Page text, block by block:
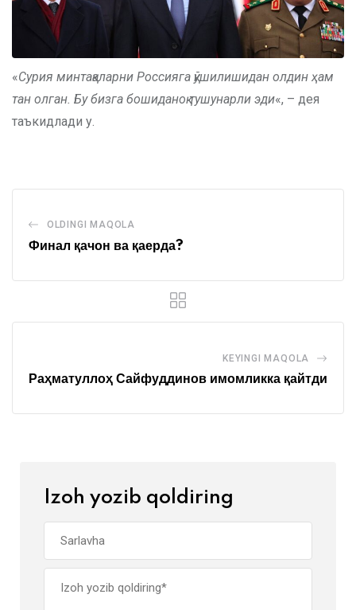
«Сурия минтақаларни Россияга қўшилишидан олдин ҳам
тан олган. Бу бизга бошиданоқ тушунарли эди«, – дея
таъкидлади у.
OLDINGI MAQOLA
Финал қачон ва қаерда?
KEYINGI MAQOLA
Раҳматуллоҳ Сайфуддинов имомликка қайтди
Izoh yozib qoldiring